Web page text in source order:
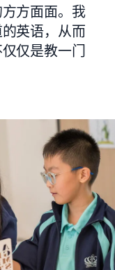
方面面。我
英语，从而
仅是教一门